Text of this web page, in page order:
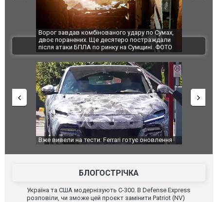
Ворог завдав комбінованого удару по Сумах,
двоє поранених. Ще десятеро постраждали
після атаки БПЛА по ринку на Сумщині. ФОТО
За 2000
склад
ВІДЕО
Вже вивели на тести: Ferrari готує оновлення
Вийшов
фільму
БЛОГОСТРІЧКА
Україна та США модернізують С-300. В Defense Express
розповіли, чи зможе цей проєкт замінити Patriot (NV)